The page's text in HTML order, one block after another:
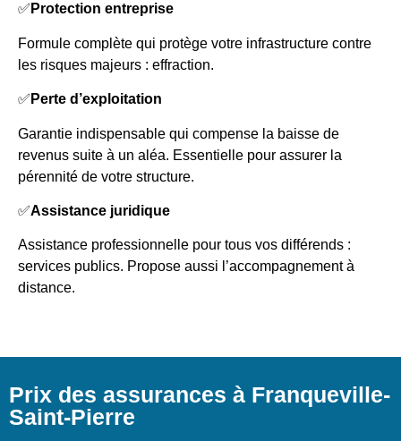
✅ Protection entreprise
Formule complète qui protège votre infrastructure contre
les risques majeurs : effraction.
✅ Perte d’exploitation
Garantie indispensable qui compense la baisse de
revenus suite à un aléa. Essentielle pour assurer la
pérennité de votre structure.
✅Assistance juridique
Assistance professionnelle pour tous vos différends :
services publics. Propose aussi l’accompagnement à
distance.
Prix des assurances à Franqueville-
Saint-Pierre